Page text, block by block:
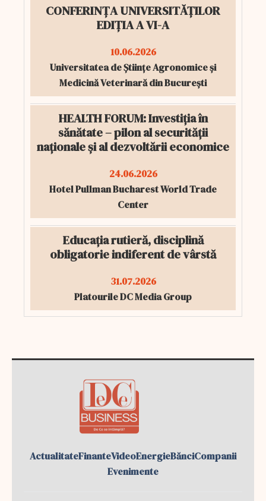
CONFERINȚA UNIVERSITĂȚILOR
EDIȚIA A VI-A
10.06.2026
Universitatea de Științe Agronomice și
Medicină Veterinară din București
HEALTH FORUM: Investiția în
sănătate – pilon al securității
naționale și al dezvoltării economice
24.06.2026
Hotel Pullman Bucharest World Trade
Center
Educația rutieră, disciplină
obligatorie indiferent de vârstă
31.07.2026
Platourile DC Media Group
ActualitateFinanteVideoEnergieBănciCompanii
Evenimente